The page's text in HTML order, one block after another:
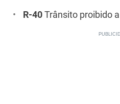
R-40 Trânsito proibido